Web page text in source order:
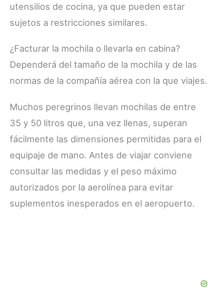
utensilios de cocina, ya que pueden estar
sujetos a restricciones similares.
¿Facturar la mochila o llevarla en cabina?
Dependerá del tamaño de la mochila y de las
normas de la compañía aérea con la que viajes.
Muchos peregrinos llevan mochilas de entre
35 y 50 litros que, una vez llenas, superan
fácilmente las dimensiones permitidas para el
equipaje de mano. Antes de viajar conviene
consultar las medidas y el peso máximo
autorizados por la aerolínea para evitar
suplementos inesperados en el aeropuerto.